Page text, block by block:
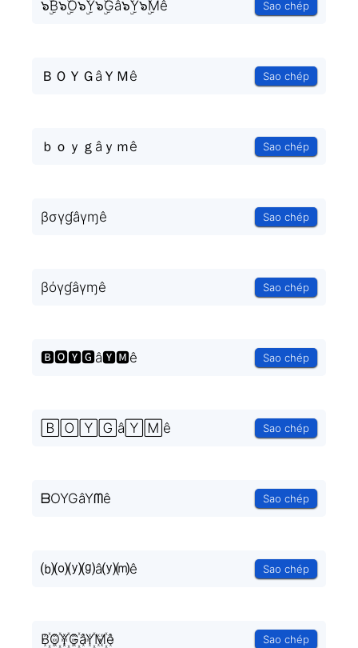
๖ۣۜB๖ۣۜO๖ۣۜY๖ۣۜGâ๖ۣۜY๖ۣۜMê Sao chép
ＢＯＹＧâＹＭê Sao chép
ｂｏｙｇâｙｍê Sao chép
βσγɠâγɱê Sao chép
βόγɠâγɱê Sao chép
🅱🅾🆈🅶â🆈🅼ê Sao chép
🄱🄾🅈🄶â🅈🄼ê Sao chép
ᗷOYGâYᗰê Sao chép
⒝⒪⒴⒢â⒴⒨ê Sao chép
B꙰O꙰Y꙰G꙰âY꙰M꙰ê Sao chép